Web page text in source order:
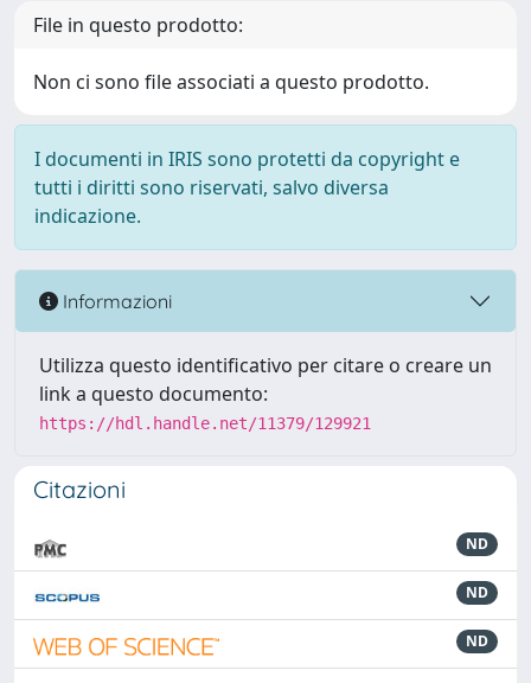
File in questo prodotto:
Non ci sono file associati a questo prodotto.
I documenti in IRIS sono protetti da copyright e
tutti i diritti sono riservati, salvo diversa
indicazione.
Informazioni
Utilizza questo identificativo per citare o creare un
link a questo documento:
https://hdl.handle.net/11379/129921
Citazioni
ND
ND
ND